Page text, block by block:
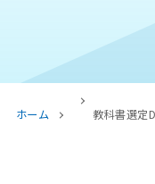
ホーム 教科書選定